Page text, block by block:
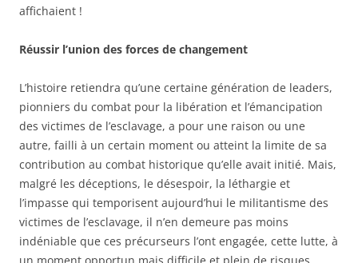
affichaient !
Réussir l’union des forces de changement
L’histoire retiendra qu’une certaine génération de leaders,
pionniers du combat pour la libération et l’émancipation
des victimes de l’esclavage, a pour une raison ou une
autre, failli à un certain moment ou atteint la limite de sa
contribution au combat historique qu’elle avait initié. Mais,
malgré les déceptions, le désespoir, la léthargie et
l’impasse qui temporisent aujourd’hui le militantisme des
victimes de l’esclavage, il n’en demeure pas moins
indéniable que ces précurseurs l’ont engagée, cette lutte, à